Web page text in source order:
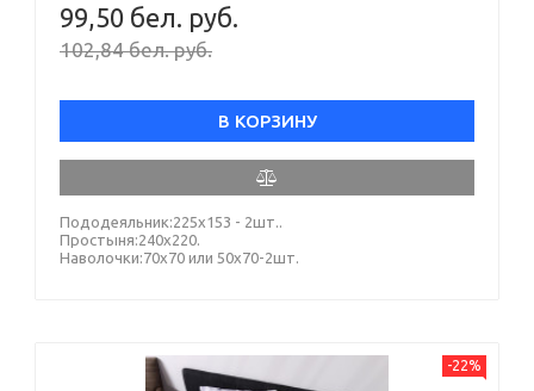
99,50 бел. руб.
102,84 бел. руб.
В КОРЗИНУ
Пододеяльник:225х153 - 2шт..
Простыня:240х220.
Наволочки:70х70 или 50х70-2шт.
-22%